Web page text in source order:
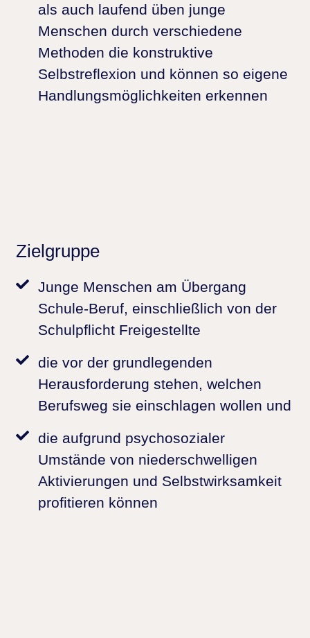
als auch laufend üben junge
Menschen durch verschiedene
Methoden die konstruktive
Selbstreflexion und können so eigene
Handlungsmöglichkeiten erkennen
Zielgruppe
Junge Menschen am Übergang
Schule-Beruf, einschließlich von der
Schulpflicht Freigestellte
die vor der grundlegenden
Herausforderung stehen, welchen
Berufsweg sie einschlagen wollen und
die aufgrund psychosozialer
Umstände von niederschwelligen
Aktivierungen und Selbstwirksamkeit
profitieren können